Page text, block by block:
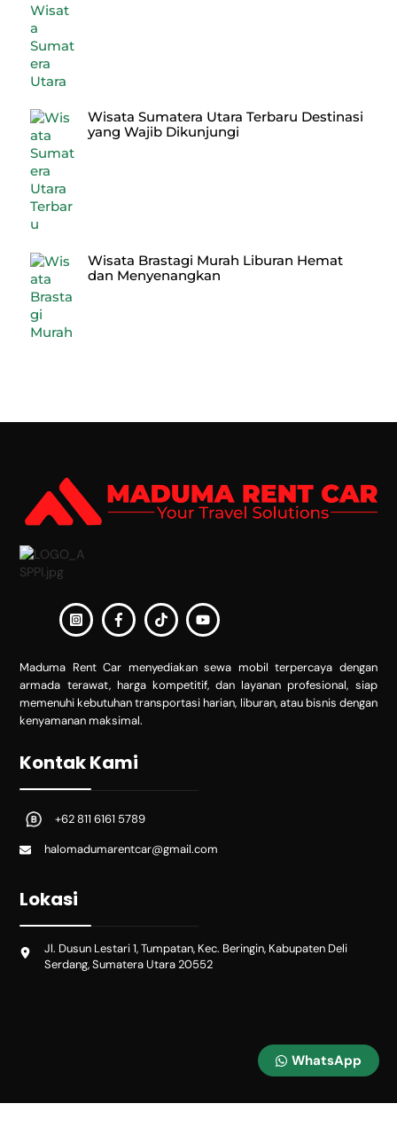
WhatsApp
Wisata Sumatera Utara Terbaru Destinasi
yang Wajib Dikunjungi
Wisata Brastagi Murah Liburan Hemat
dan Menyenangkan
Maduma Rent Car menyediakan sewa mobil terpercaya dengan
armada terawat, harga kompetitif, dan layanan profesional, siap
memenuhi kebutuhan transportasi harian, liburan, atau bisnis dengan
kenyamanan maksimal.
Kontak Kami
+62 811 6161 5789
halomadumarentcar@gmail.com
Lokasi
Jl. Dusun Lestari 1, Tumpatan, Kec. Beringin, Kabupaten Deli
Serdang, Sumatera Utara 20552